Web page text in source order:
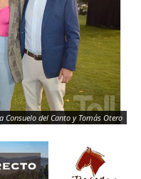
Consuelo del Canto y Tomás Otero